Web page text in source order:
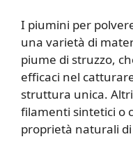
I piumini per
una varietà di
piume di struzzo,
efficaci nel
struttura unica.
filamenti sintetici o
proprietà naturali